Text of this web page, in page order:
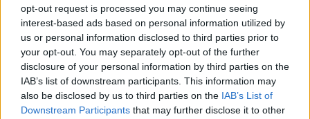
opt-out request is processed you may continue seeing
interest-based ads based on personal information utilized by
us or personal information disclosed to third parties prior to
your opt-out. You may separately opt-out of the further
disclosure of your personal information by third parties on the
IAB’s list of downstream participants. This information may
also be disclosed by us to third parties on the IAB’s List of
Downstream Participants that may further disclose it to other
Meccs Center
Paris Saint-Germainvs
Manchester United